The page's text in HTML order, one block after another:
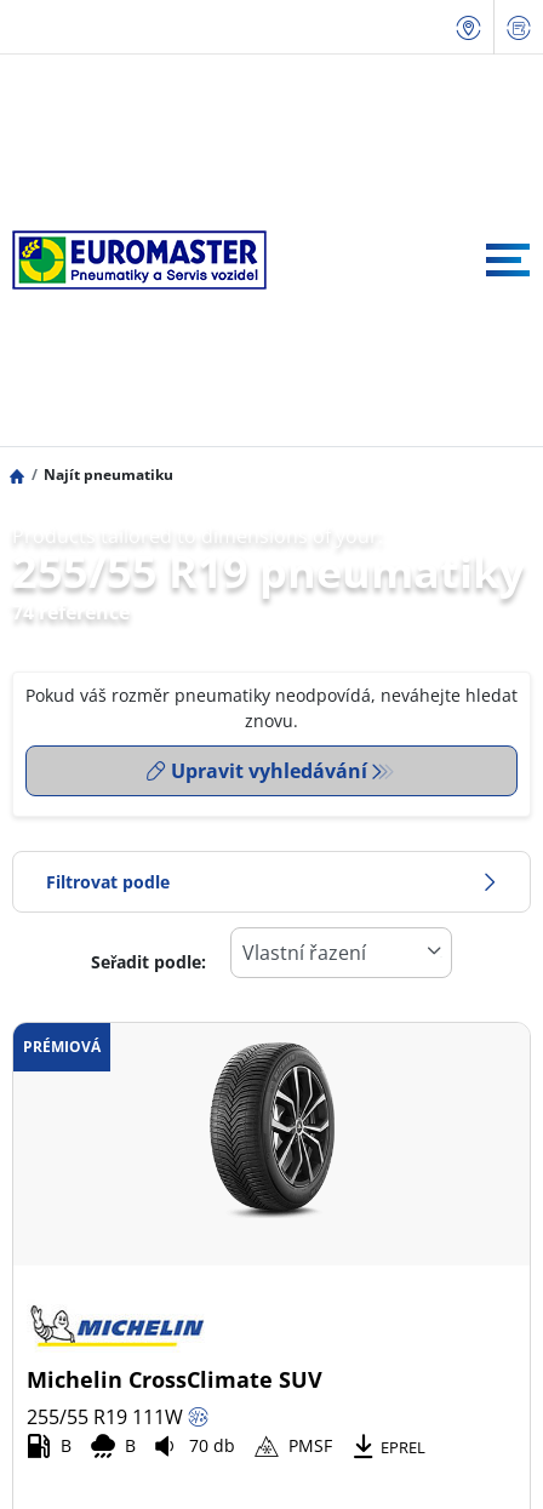
Najít pneumatiku
255/55 R19 pneumatiky
74 reference
Pokud váš rozměr pneumatiky neodpovídá, neváhejte hledat
znovu.
Upravit vyhledávání
Filtrovat podle
Typ pneumatiky
Všechny typy (74)
Typ vozidla
Všechny typy (74)
Osobní vůz (41)
4x4 (33)
Seřadit podle:
PRÉMIOVÁ
Michelin CrossClimate SUV
255/55 R19 111W
B B 70 db PMSF EPREL